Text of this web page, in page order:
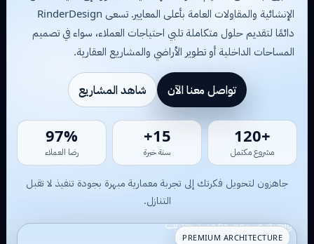
الإنشائية والمقاولات العامة بأعلى المعايير. تسعى RinderDesign
دائمًا لتقديم حلول متكاملة تلبي احتياجات العملاء، سواء في تصميم
المساحات الداخلية أو تطوير الأراضي والمشاريع العقارية.
تواصل معنا الآن شاهد المشاريع
+111
مشروع مكتمل
13+
سنة خبرة
85%
رضا العملاء
جاهزون لتحويل فكرتك إلى تجربة معمارية مبهرة بجودة تنفيذ لا تقبل
التنازل.
PREMIUM ARCHITECTURE